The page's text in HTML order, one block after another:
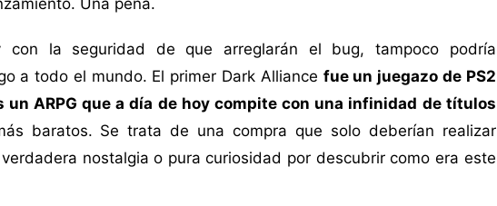
Una pena.
con la seguridad de que arreglarán el bug, tampoco podría
a todo el mundo. El primer Dark Alliance fue un juegazo de PS2
un ARPG que a día de hoy compite con una infinidad de títulos
baratos. Se trata de una compra que solo deberían realizar
nostalgia o pura curiosidad por descubrir como era este